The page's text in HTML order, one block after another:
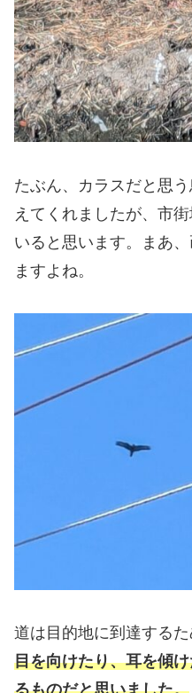
たぶん、カラスだと思う
えてくれましたが、市
いると思います。まあ
ますよね。
道は目的地に到達する
目を向けたり、耳を傾